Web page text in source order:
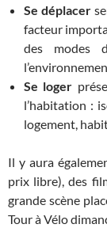
Se déplacer
facteur
des modes
Se loger
l’habitation :
logement,
Il y aura
prix libre), des
grande scène
Tour à Vélo